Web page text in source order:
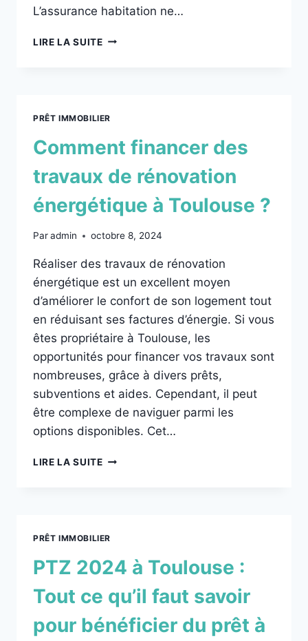
L’assurance habitation ne…
LIRE LA SUITE
PRÊT IMMOBILIER
Comment financer des
travaux de rénovation
énergétique à Toulouse ?
Paradmin octobre 8, 2024
Réaliser des travaux de rénovation
énergétique est un excellent moyen
d’améliorer le confort de son logement tout
en réduisant ses factures d’énergie. Si vous
êtes propriétaire à Toulouse, les
opportunités pour financer vos travaux sont
nombreuses, grâce à divers prêts,
subventions et aides. Cependant, il peut
être complexe de naviguer parmi les
options disponibles. Cet…
LIRE LA SUITE
PRÊT IMMOBILIER
PTZ 2024 à Toulouse :
Tout ce qu’il faut savoir
pour bénéficier du prêt à